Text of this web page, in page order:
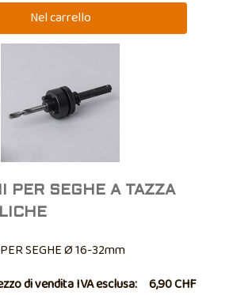
PER SEGHE A TAZZA
SEGHE Ø 16-32mm
di vendita IVA esclusa: 6,90 CHF